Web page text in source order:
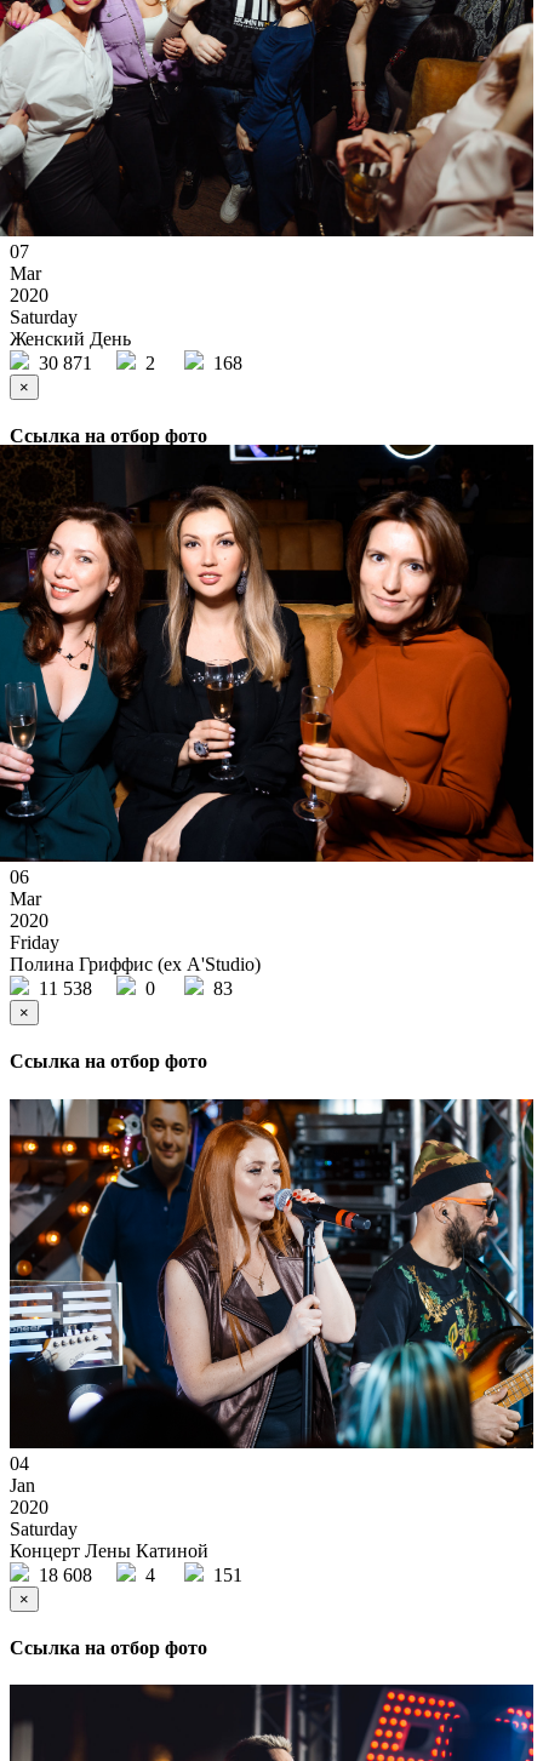
07
Mar
2020
Saturday
Женский День
30 871
2 168
×
Ссылка на отбор фото
06
Mar
2020
Friday
Полина Гриффис (ex А'Studio)
11 538
0 83
×
Ссылка на отбор фото
04
Jan
2020
Saturday
Концерт Лены Катиной
18 608
4 151
×
Ссылка на отбор фото